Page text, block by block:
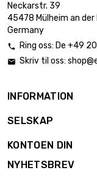
Neckarstr. 39
45478 Mülheim an der
Germany
 Ring oss: De +49
 Skriv til oss:
INFORMATION
SELSKAP
KONTOEN DIN
NYHETSBREV